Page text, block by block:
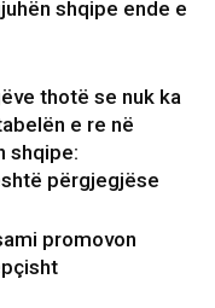
shqipe ende e
thotë se nuk ka
e re në
shqipe:
përgjegjëse
promovon